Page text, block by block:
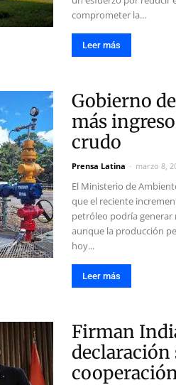
comprometer la...
Leer más
Gobierno
más
crudo
Prensa Latina - marzo 8,
El Ministerio de
que el reciente
petróleo podría generar
aunque la producción
hoy...
Leer más
Firman
declaración